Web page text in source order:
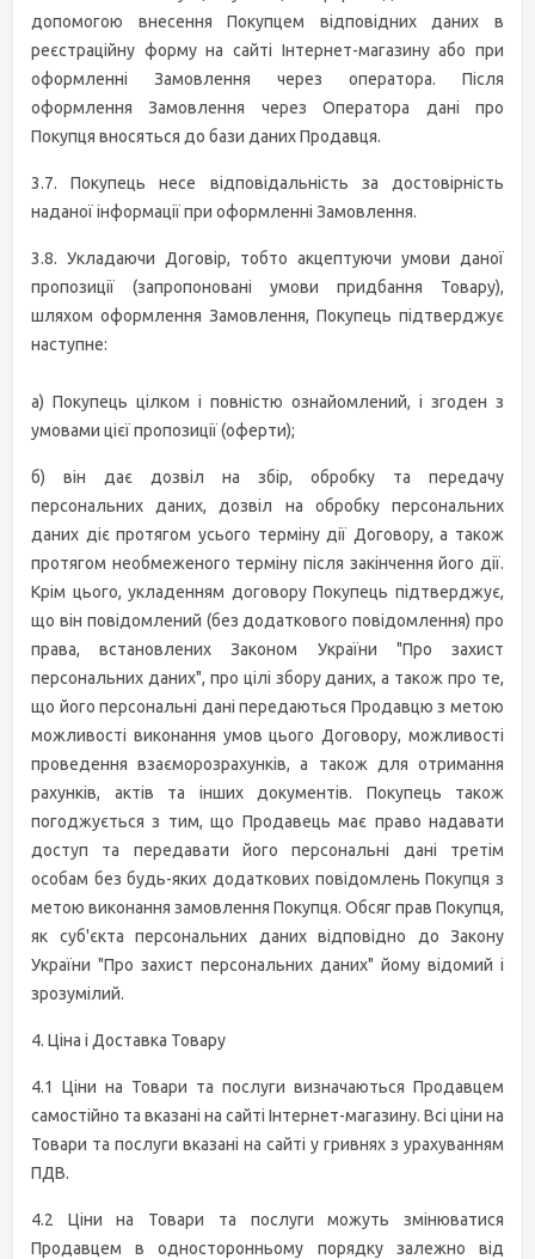
допомогою внесення Покупцем відповідних даних в
реєстраційну форму на сайті Інтернет-магазину або при
оформленні Замовлення через оператора. Після
оформлення Замовлення через Оператора дані про
Покупця вносяться до бази даних Продавця.
3.7. Покупець несе відповідальність за достовірність
наданої інформації при оформленні Замовлення.
3.8. Укладаючи Договір, тобто акцептуючи умови даної
пропозиції (запропоновані умови придбання Товару),
шляхом оформлення Замовлення, Покупець підтверджує
наступне:
а) Покупець цілком і повністю ознайомлений, і згоден з
умовами цієї пропозиції (оферти);
б) він дає дозвіл на збір, обробку та передачу
персональних даних, дозвіл на обробку персональних
даних діє протягом усього терміну дії Договору, а також
протягом необмеженого терміну після закінчення його дії.
Крім цього, укладенням договору Покупець підтверджує,
що він повідомлений (без додаткового повідомлення) про
права, встановлених Законом України "Про захист
персональних даних", про цілі збору даних, а також про те,
що його персональні дані передаються Продавцю з метою
можливості виконання умов цього Договору, можливості
проведення взаєморозрахунків, а також для отримання
рахунків, актів та інших документів. Покупець також
погоджується з тим, що Продавець має право надавати
доступ та передавати його персональні дані третім
особам без будь-яких додаткових повідомлень Покупця з
метою виконання замовлення Покупця. Обсяг прав Покупця,
як суб'єкта персональних даних відповідно до Закону
України "Про захист персональних даних" йому відомий і
зрозумілий.
4. Ціна і Доставка Товару
4.1 Ціни на Товари та послуги визначаються Продавцем
самостійно та вказані на сайті Інтернет-магазину. Всі ціни на
Товари та послуги вказані на сайті у гривнях з урахуванням
ПДВ.
4.2 Ціни на Товари та послуги можуть змінюватися
Продавцем в односторонньому порядку залежно від